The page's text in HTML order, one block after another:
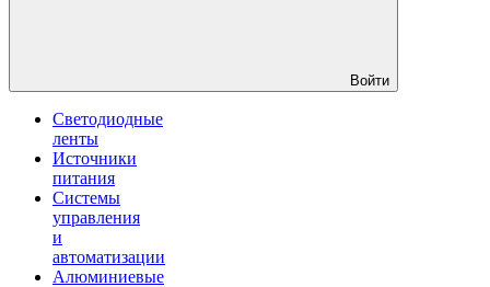
Войти
Светодиодные
ленты
Источники
питания
Системы
управления
и
автоматизации
Алюминиевые